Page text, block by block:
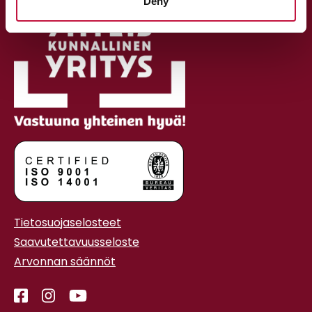
Tietosuojaselosteet
Saavutettavuusseloste
Arvonnan säännöt